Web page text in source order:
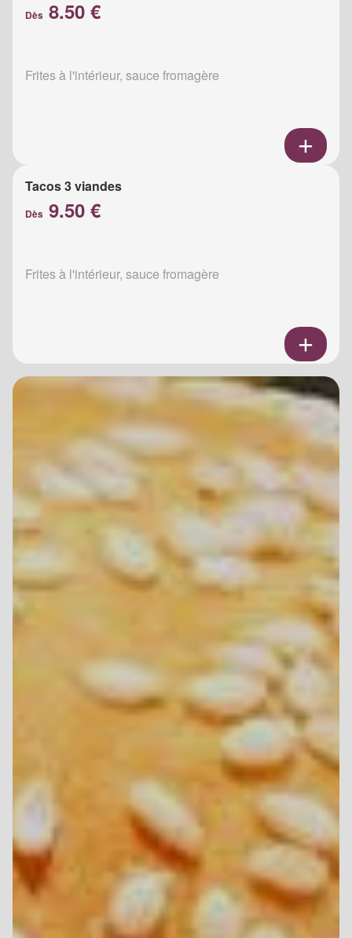
Dès 8.50 €
Frites à l'intérieur, sauce fromagère
Tacos 3 viandes
Dès 9.50 €
Frites à l'intérieur, sauce fromagère